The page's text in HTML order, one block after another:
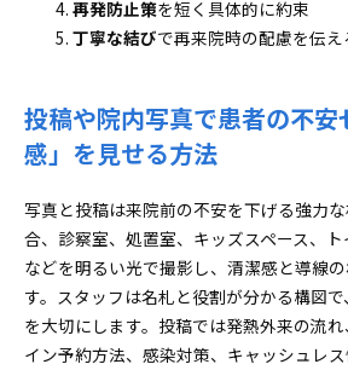
再発防止策を短く具体的に約束
丁寧な結びで再来院時の配慮を伝え
投稿や院内写真で患者の不安
感」を見せる方法
写真と投稿は来院前の不安を下げる強力
合、診察室、処置室、キッズスペース、
などを明るい光で撮影し、清潔感と導線
す。スタッフは名札と役割が分かる構図
を大切にします。投稿では発熱外来の流
イン予約方法、感染対策、キャッシュレ